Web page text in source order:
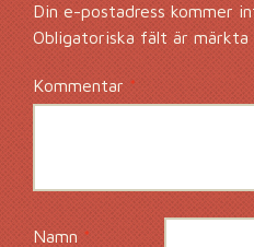
Din e-postadress kommer
Obligatoriska fält är märkta
Kommentar *
Namn *